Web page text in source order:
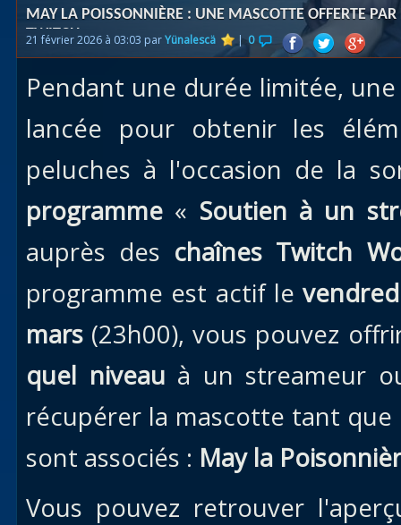
des îles
le vol
Uldum
Val
MAY LA POISSONNIÈRE : UNE MASCOTTE OFFERTE
TWITCH
21 février 2026 à 03:03 parYünalescä | 0
Pendant une durée limitée,
lancée pour obtenir les
peluches à l'occasion de la
programme « Soutien à un
auprès des chaînes Twitch
programme est actif le
mars (23h00), vous pouvez
quel niveau à un streameur
récupérer la mascotte tant
sont associés : May la
Vous pouvez retrouver